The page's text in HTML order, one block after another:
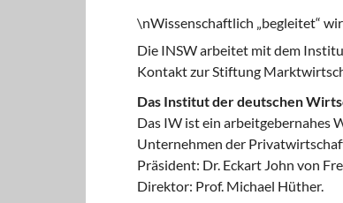
\nWissenschaftlich „begleitet“
Die INSW arbeitet mit dem
Kontakt zur Stiftung
Das Institut der deutschen
Das IW ist ein arbeitgebernahes
Unternehmen der
Präsident: Dr. Eckart John von
Direktor: Prof. Michael Hüther.